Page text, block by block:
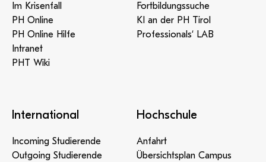
Im Krisenfall
PH Online
PH Online Hilfe
Intranet
PHT Wiki
Fortbildungssuche
KI an der PH Tirol
Professionals‘ LAB
International
Incoming Studierende
Outgoing Studierende
Hochschule
Anfahrt
Übersichtsplan Campus